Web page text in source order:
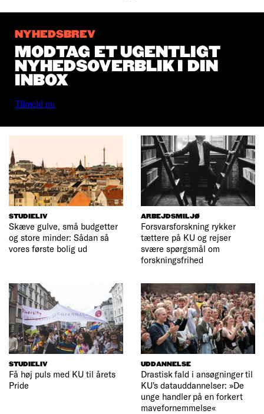
NYHEDSBREV
MODTAG ET UGENTLIGT
NYHEDSOVERBLIK I DIN
INBOX
Tilmeld nu
STUDIELIV
Skæve gulve, små budgetter
og store minder: Sådan så
vores første bolig ud
ARBEJDSMILJØ
Forsvarsforskning rykker
tættere på KU og rejser
svære spørgsmål om
forskningsfrihed
STUDIELIV
Få høj puls med KU til årets
Pride
UDDANNELSE
Drastisk fald i ansøgninger til
KU's datauddannelser: »De
unge handler på en forkert
mavefornemmelse«